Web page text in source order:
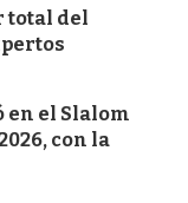
total del
en el Slalom
con la